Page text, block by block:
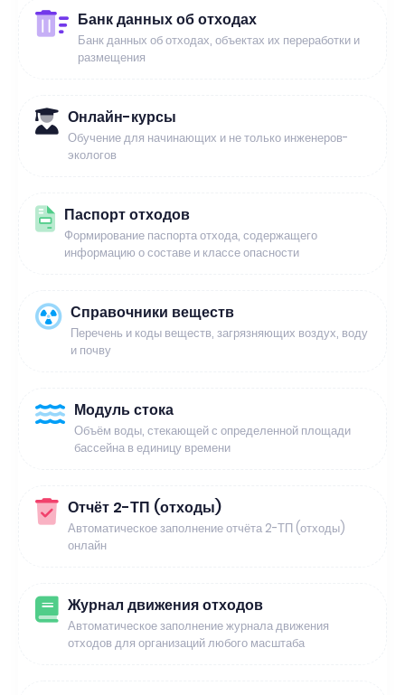
Банк данных об отходах
Банк данных об отходах, объектах их переработки и
размещения
Онлайн-курсы
Обучение для начинающих и не только инженеров-
экологов
Паспорт отходов
Формирование паспорта отхода, содержащего
информацию о составе и классе опасности
Справочники веществ
Перечень и коды веществ, загрязняющих воздух, воду
и почву
Модуль стока
Объём воды, стекающей с определенной площади
бассейна в единицу времени
Отчёт 2-ТП (отходы)
Автоматическое заполнение отчёта 2-ТП (отходы)
онлайн
Журнал движения отходов
Автоматическое заполнение журнала движения
отходов для организаций любого масштаба